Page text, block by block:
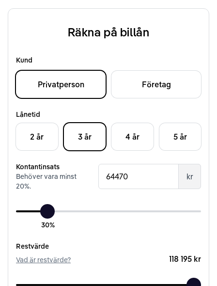
Räkna på billån
Kund
Privatperson Företag
Lånetid
2 år 3 år 4 år 5 år
Kontantinsats
Behöver vara minst
20%.
kr
30%
Restvärde
Vad är restvärde?
118 195 kr